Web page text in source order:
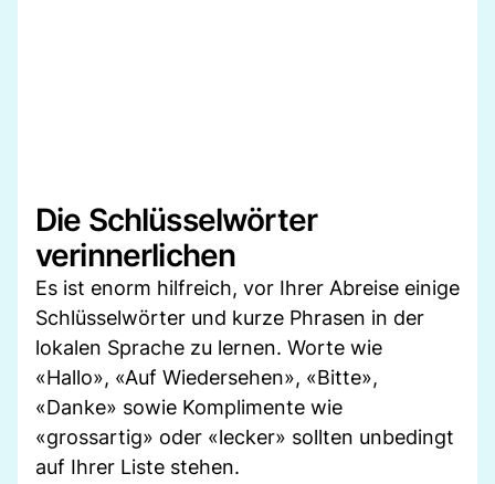
Die Schlüsselwörter
verinnerlichen
Es ist enorm hilfreich, vor Ihrer Abreise einige
Schlüsselwörter und kurze Phrasen in der
lokalen Sprache zu lernen. Worte wie
«Hallo», «Auf Wiedersehen», «Bitte»,
«Danke» sowie Komplimente wie
«grossartig» oder «lecker» sollten unbedingt
auf Ihrer Liste stehen.